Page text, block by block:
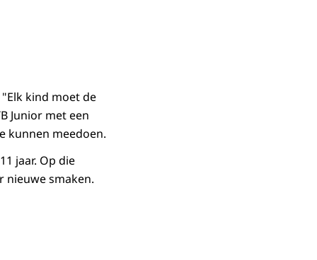
kind moet de
Junior met een
kunnen meedoen.
jaar. Op die
nieuwe smaken.